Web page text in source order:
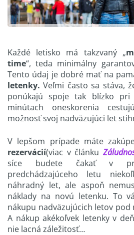
Každé letisko má takzvaný „
time“, teda minimálny
Tento údaj je dobré mať na
letenky.Veľmi často sa stáva,
ponúkajú spoje tak blízko
minútach oneskorenia
možnosť svoj nadväzujúci let
V lepšom prípade máte
rezervácií(viac v článku
síce budete čakať v
predchádzajúceho letu
náhradný let, ale aspoň
náklady na novú letenku. To
nákupu nadväzujúcich letov pod
A nákup akékoľvek letenky v
nie lacná záležitosť…